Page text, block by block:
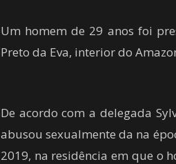
Um homem de 29 anos foi
Preto da Eva, interior do
De acordo com a delegada
abusou sexualmente da na
2019, na residência em que o